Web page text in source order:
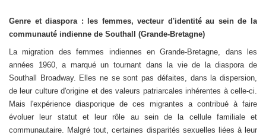
Genre et diaspora : les femmes, vecteur d'identité au sein de la
communauté indienne de Southall (Grande-Bretagne)
La migration des femmes indiennes en Grande-Bretagne, dans les
années 1960, a marqué un tournant dans la vie de la diaspora de
Southall Broadway. Elles ne se sont pas défaites, dans la dispersion,
de leur culture d'origine et des valeurs patriarcales inhérentes à celle-ci.
Mais l'expé­rience diasporique de ces migrantes a contribué à faire
évoluer leur statut et leur rôle au sein de la cellule familiale et
communautaire. Malgré tout, certaines disparités sexuelles liées à leur